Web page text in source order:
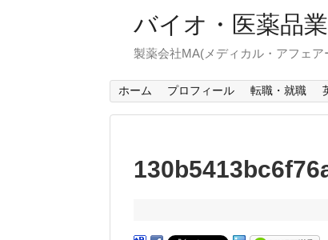
バイオ・医薬品
製薬会社MA(メディカル・アフェ
ホーム プロフィール 転職・就職